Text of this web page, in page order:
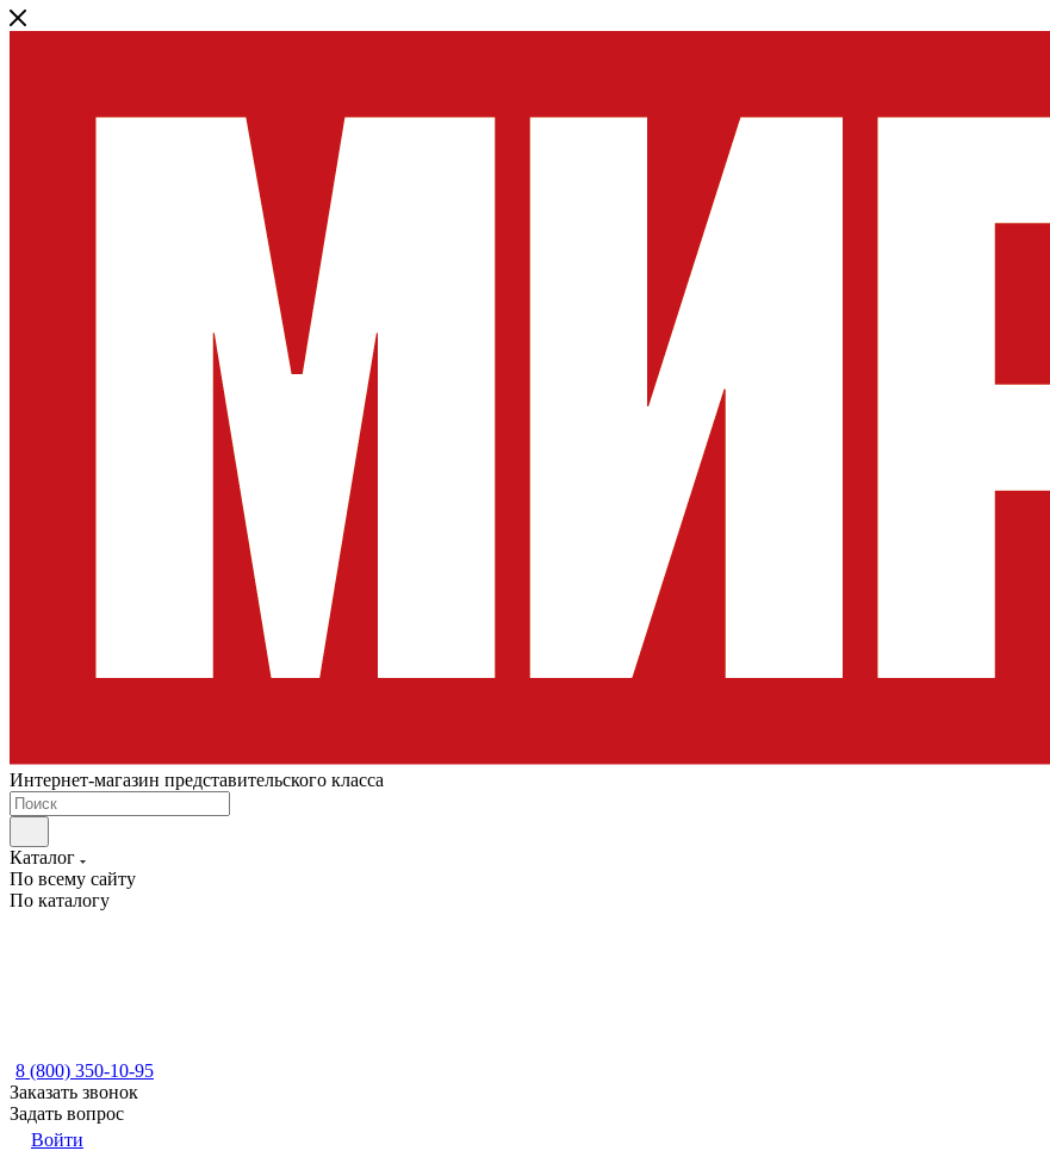
Интернет-магазин представительского класса
Каталог
По всему сайту
По каталогу
8 (800) 350-10-95
Заказать звонок
Задать вопрос
Войти